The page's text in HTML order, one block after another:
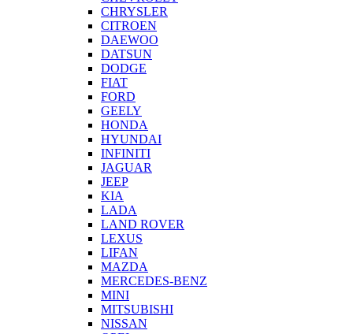
CHRYSLER
CITROEN
DAEWOO
DATSUN
DODGE
FIAT
FORD
GEELY
HONDA
HYUNDAI
INFINITI
JAGUAR
JEEP
KIA
LADA
LAND ROVER
LEXUS
LIFAN
MAZDA
MERCEDES-BENZ
MINI
MITSUBISHI
NISSAN